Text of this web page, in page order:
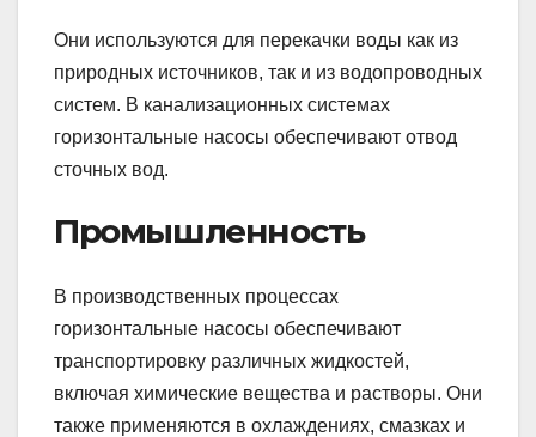
Они используются для перекачки воды как из
природных источников, так и из водопроводных
систем. В канализационных системах
горизонтальные насосы обеспечивают отвод
сточных вод.
Промышленность
В производственных процессах
горизонтальные насосы обеспечивают
транспортировку различных жидкостей,
включая химические вещества и растворы. Они
также применяются в охлаждениях, смазках и